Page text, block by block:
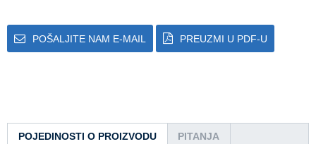
POŠALJITE NAM E-MAIL PREUZMI U PDF-U
POJEDINOSTI O PROIZVODU PITANJA